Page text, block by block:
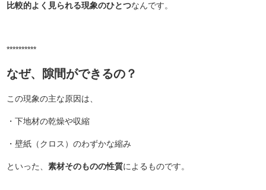
比較的よく見られる現象のひとつなんです。
**********
なぜ、隙間ができるの？
この現象の主な原因は、
・下地材の乾燥や収縮
・壁紙（クロス）のわずかな縮み
といった、素材そのものの性質によるものです。